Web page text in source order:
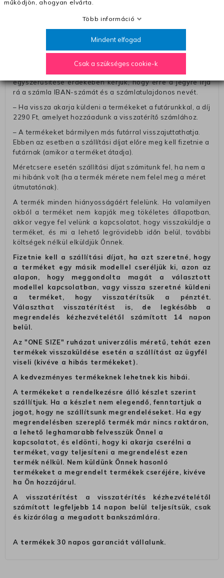
Öntől a terméket/termékeket, vagy más futárral is
értéke eltér 0 FT-tól, nem fogadunk el. A futárnak átadott
csomagba kérjük, hogy a visszaküldés könnyebb
azonosítása érdekében tegyen egy megjegyzést, amelyre
egyszerűsítése érdekében kérjük, hogy erre a jegyre írja
rá a számla IBAN-számát és a számlatulajdonos nevét.
– Ha vissza akarja küldeni a termékeket a futárunkkal, a díj
2290 Ft, amelyet hozzáadunk a visszatérítő számlához.
– A termékeket bármilyen más futárral visszajuttathatja.
Ebben az esetben a szállítási díjat előre meg kell fizetnie a
futárnak (amikor a terméket átadja).
Méretcsere esetén szállítási díjat számitunk fel, ha nem a
mi hibánk volt (ha a termék mérete nem felel meg a méret
útmutatónak).
A termék minden hiányosságáért felelünk. Ha valamilyen
okból a terméket nem kapják meg tökéletes állapotban,
akkor vegye fel velünk a kapcsolatot, hogy visszaküldje a
terméket, és mi a lehető legrövidebb időn belül, további
költségek nélkül elküldjük Önnek.
Fizetnie kell a szállítási díjat, ha azt szeretné, hogy
a terméket egy másik modellel cseréljük ki, azon az
alapon, hogy meggondolta magát a választott
modellel kapcsolatban, vagy vissza szeretné küldeni
a terméket, hogy visszatérítsük a pénztét.
Választhat visszatérítést is, de legkésőbb a
megrendelés kézhezvételétől számított 14 napon
belül.
Az "ONE SIZE" ruházat univerzális méretű, tehát ezen
termékek visszaküldése esetén a szállítást az ügyfél
viseli (kivéve a hibás termékeket).
A kedvezményes termékeknek lehetnek kis hibái.
A termékeket a rendelkezésre álló készlet szerint
szállítjuk. Ha a készlet nem elegendő, fenntartjuk a
jogot, hogy ne szállítsunk megrendeléseket. Ha egy
megrendelésben szereplő termék már nincs raktáron,
a lehető leghamarabb felvesszük Önnel a
kapcsolatot, és eldönti, hogy ki akarja cserélni a
terméket, vagy teljesíteni a megrendelést ezen
termék nélkül. Nem küldünk Önnek hasonló
termékeket a megrendelt termékek cseréjére, kivéve
ha Ön hozzájárul.
A visszatérítést a visszatérítés kézhezvételétől
számított legfeljebb 14 napon belül teljesítsük, csak
és kizárólag a megadott bankszámlára.
A termékek 30 napos garanciát vállalunk.
működjön, ahogyan elvárta.
Több információ
Mindent elfogad
Csak a szükséges cookie-k